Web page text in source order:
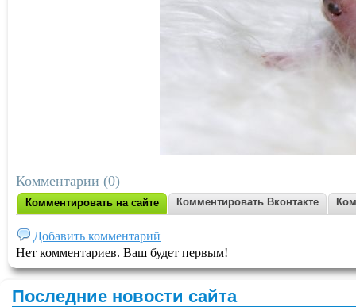
Комментарии (0)
Комментировать на сайте Комментировать Вконтакте
Добавить комментарий
Нет комментариев. Ваш будет первым!
Последние новости сайта